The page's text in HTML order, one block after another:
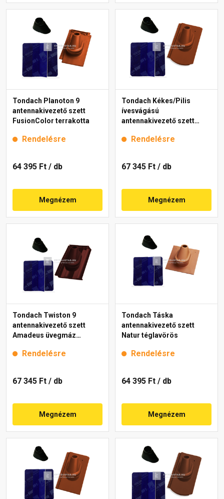
Tondach Planoton 9
antennakivezető szett
FusionColor terrakotta
Rendelésre
64 395 Ft / db
Megnézem
Tondach Kékes/Pilis
ívesvágású
antennakivezető szett
Rendelésre
67 345 Ft / db
Megnézem
Tondach Twiston 9
antennakivezető szett
Amadeus üvegmáz
Rendelésre
67 345 Ft / db
Megnézem
Tondach Táska
antennakivezető szett
Natur téglavörös
Rendelésre
64 395 Ft / db
Megnézem